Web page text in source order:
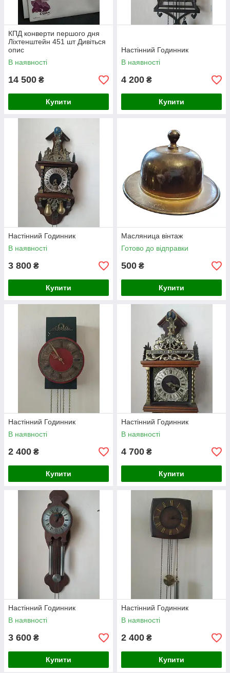
КПД конверти першого дня
Ліхтенштейн 451 шт Дивіться
опис
В наявності
14 500 ₴
Купити
Настінний Годинник
В наявності
4 200 ₴
Купити
Настінний Годинник
В наявності
3 800 ₴
Купити
Масляница вінтаж
Готово до відправки
500 ₴
Купити
Настінний Годинник
В наявності
2 400 ₴
Купити
Настінний Годинник
В наявності
4 700 ₴
Купити
Настінний Годинник
В наявності
3 600 ₴
Купити
Настінний Годинник
В наявності
2 400 ₴
Купити